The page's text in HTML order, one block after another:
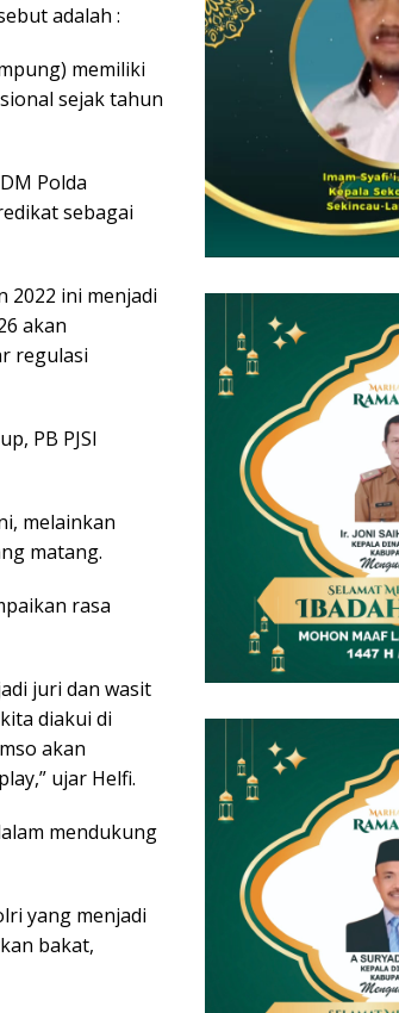
adalah :
memiliki
sejak tahun
Polda
sebagai
2022 ini menjadi
akan
regulasi
PB PJSI
melainkan
matang.
rasa
juri dan wasit
diakui di
akan
ujar Helfi.
mendukung
yang menjadi
bakat,